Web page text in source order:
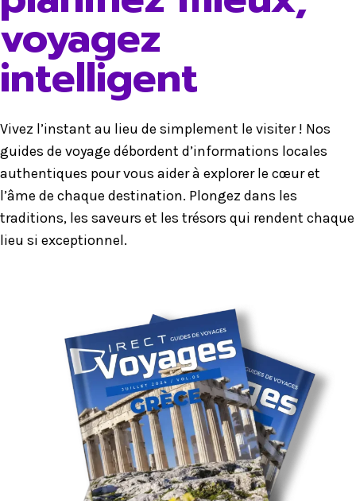
voyagez
intelligent
Vivez l’instant au lieu de simplement le visiter ! Nos
guides de voyage débordent d’informations locales
authentiques pour vous aider à explorer le cœur et
l’âme de chaque destination. Plongez dans les
traditions, les saveurs et les trésors qui rendent chaque
lieu si exceptionnel.